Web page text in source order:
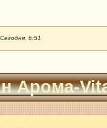
Сегодня, 6:51
Арома-